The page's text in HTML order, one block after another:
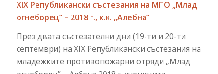
ХIХ Републикански състезания на МПО „Млад
огнеборец“ – 2018 г., к.к. „Алебна“
През двата състезателни дни (19-ти и 20-ти
септември) на XIX Републикански състезания на
младежките противопожарни отряди „Млад